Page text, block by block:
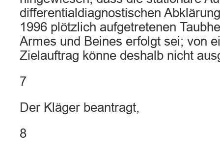
differentialdiagnostischen
1996 plötzlich aufgetretenen
Armes und Beines erfolgt sei; von
Zielauftrag könne deshalb nicht
7
Der Kläger beantragt,
8